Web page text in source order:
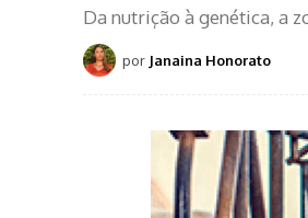
Da nutrição à genética, a
por Janaina Honorato